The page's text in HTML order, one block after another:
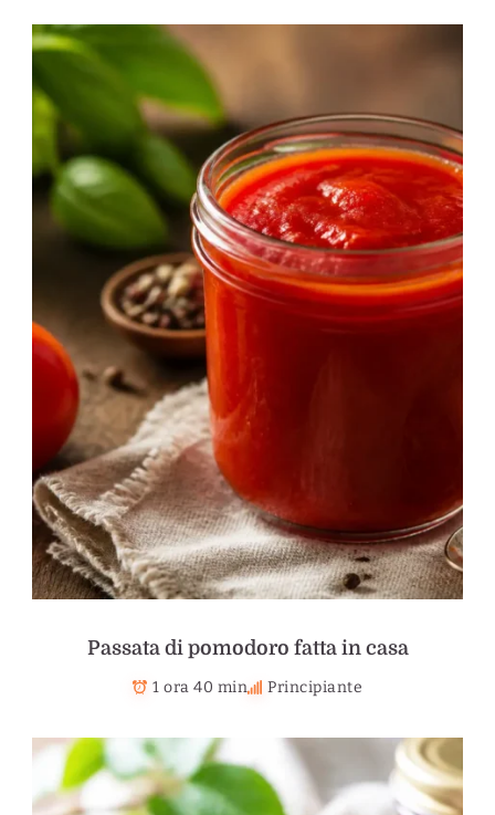
Passata di pomodoro fatta in casa
1 ora 40 min Principiante